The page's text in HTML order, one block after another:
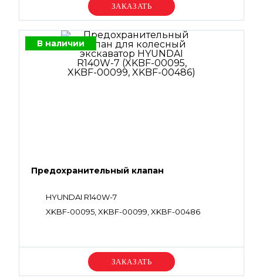
Уточняйте цену
В наличии
Предохранительный клапан
HYUNDAI R140W-7
XKBF-00095, XKBF-00099, XKBF-00486
Уточняйте цену